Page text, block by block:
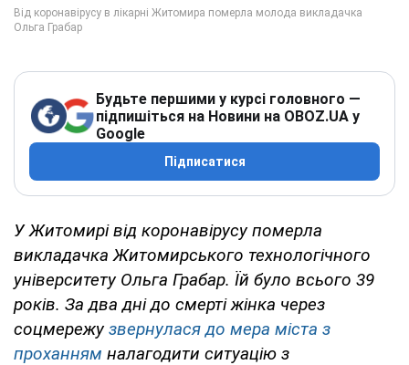
Будьте першими у курсі головного —
підпишіться на Новини на OBOZ.UA у
Google
Підписатися
У Житомирі від коронавірусу померла
викладачка Житомирського технологічного
університету Ольга Грабар. Їй було всього 39
років. За два дні до смерті жінка через
соцмережузвернулася до мера міста з
проханням налагодити ситуацію з